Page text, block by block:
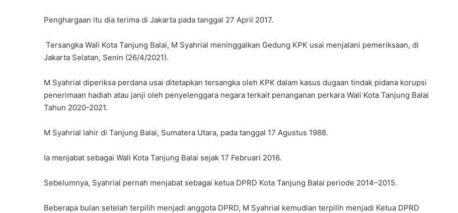
Penghargaan itu dia terima di Jakarta pada tanggal 27 April 2017.
Tersangka Wali Kota Tanjung Balai, M Syahrial meninggalkan Gedung KPK usai menjalani pemeriksaan, di
Jakarta Selatan, Senin (26/4/2021).
M Syahrial diperiksa perdana usai ditetapkan tersangka oleh KPK dalam kasus dugaan tindak pidana korupsi
penerimaan hadiah atau janji oleh penyelenggara negara terkait penanganan perkara Wali Kota Tanjung Balai
Tahun 2020-2021.
M Syahrial lahir di Tanjung Balai, Sumatera Utara, pada tanggal 17 Agustus 1988.
Ia menjabat sebagai Wali Kota Tanjung Balai sejak 17 Februari 2016.
Sebelumnya, Syahrial pernah menjabat sebagai ketua DPRD Kota Tanjung Balai periode 2014–2015.
Beberapa bulan setelah terpilih menjadi anggota DPRD, M Syahrial kemudian terpilih menjadi Ketua DPRD